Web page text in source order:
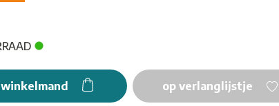
op verlanglijstje